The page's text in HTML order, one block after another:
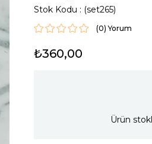
Stok Kodu (set265)
(0)
₺360,00
Ürün